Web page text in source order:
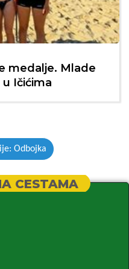
medalje. Mlade
Ičićima
Odbojka
CESTAMA